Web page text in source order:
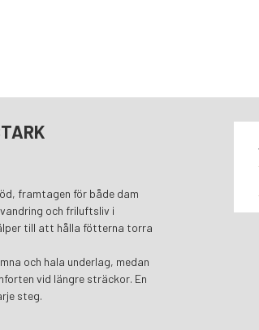
framtagen för både dam
och friluftsliv i
till att hålla fötterna torra
och hala underlag, medan
vid längre sträckor. En
steg.